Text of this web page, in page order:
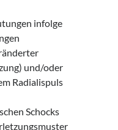
infolge
und/oder
Radialispuls
Schocks